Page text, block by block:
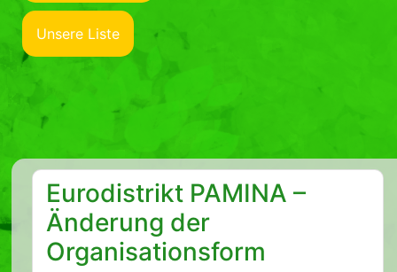
Unsere Liste
Eurodistrikt PAMINA –
Änderung der
Organisationsform